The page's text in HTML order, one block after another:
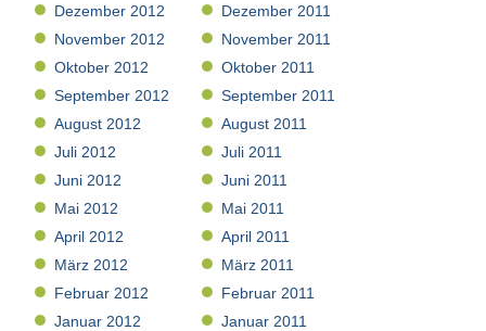
Dezember 2012
November 2012
Oktober 2012
September 2012
August 2012
Juli 2012
Juni 2012
Mai 2012
April 2012
März 2012
Februar 2012
Januar 2012
Dezember 2011
November 2011
Oktober 2011
September 2011
August 2011
Juli 2011
Juni 2011
Mai 2011
April 2011
März 2011
Februar 2011
Januar 2011